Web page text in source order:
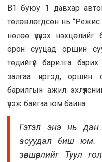
В1 буюу 1 давхар
төлөвлөгдсөн нь
нөлөө үзүүлэх нөхцөлийг
орон сууцад оршин
төдийгүй барилга
залгаа иргэд, оршин
барилгын ажил
үзэж байгаа юм байна.
Гэтэл энэ нь дан
асуудал биш юм.
зөвшөөрлийг Туул